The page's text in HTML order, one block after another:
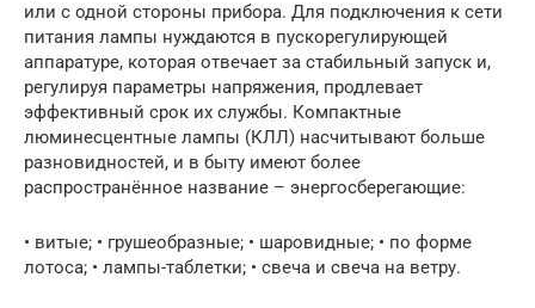
или с одной стороны прибора. Для подключения к сети
питания лампы нуждаются в пускорегулирующей
аппаратуре, которая отвечает за стабильный запуск и,
регулируя параметры напряжения, продлевает
эффективный срок их службы. Компактные
люминесцентные лампы (КЛЛ) насчитывают больше
разновидностей, и в быту имеют более
распространённое название – энергосберегающие:
• витые; • грушеобразные; • шаровидные; • по форме
лотоса; • лампы-таблетки; • свеча и свеча на ветру.